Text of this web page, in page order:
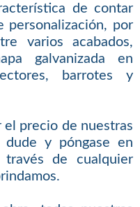
de contar
personalización, por
varios acabados,
galvanizada en
barrotes y
precio de nuestras
dude y póngase en
de cualquier